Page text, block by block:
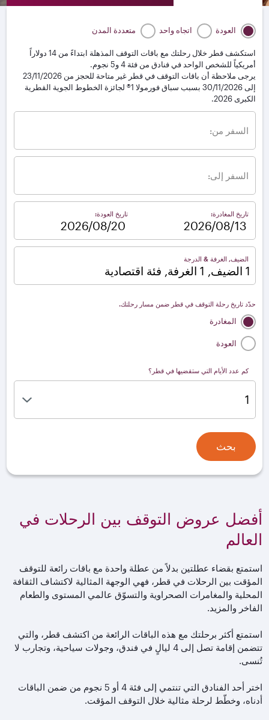
العودة اتجاه واحد متعددة المدن
استكشف قطر خلال رحلتك مع باقات التوقف المذهلة ابتداءً من 14 دولاراً
أمريكياً للشخص الواحد في فنادق من فئة 4 و5 نجوم.
يرجى ملاحظة أن باقات التوقف في قطر غير متاحة للحجز من 23/11/2026
إلى 30/11/2026 بسبب سباق فورمولا 1® لجائزة الخطوط الجوية القطرية
الكبرى 2026.
السفر من:
السفر إلى:
تاريخ المغادرة: تاريخ العودة:
الضيف, الغرفة & الدرجة
1 الضيف, 1 الغرفة, فئة اقتصادية
حدّد تاريخ رحلة التوقف في قطر ضمن مسار رحلتك.
المغادرة
العودة
كم عدد الأيام التي ستقضيها في قطر؟
بحث
أفضل عروض التوقف بين الرحلات في
العالم
استمتع بقضاء عطلتين بدلاً من عطلة واحدة مع باقات رائعة للتوقف
المؤقت بين الرحلات في قطر، فهي الوجهة المثالية لاكتشاف الثقافة
المحلية والمغامرات الصحراوية والتسوّق عالمي المستوى والطعام
الفاخر والمزيد.
استمتع أكثر برحلتك مع هذه الباقات الرائعة من اكتشف قطر، والتي
تتضمن إقامة تصل إلى 4 ليالٍ في فندق، وجولات سياحية، وتجارب لا
تُنسى.
اختر أحد الفنادق التي تنتمي إلى فئة 4 أو 5 نجوم من ضمن الباقات
أدناه، وخطّط لرحلة مثالية خلال التوقف المؤقت.